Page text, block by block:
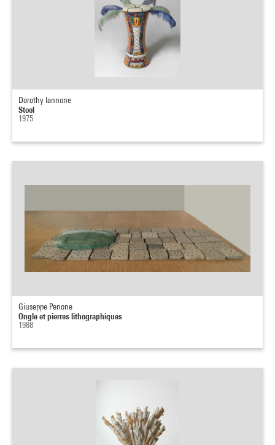
Dorothy Iannone
Stool
1975
Giuseppe Penone
Ongle et pierres lithographiques
1988